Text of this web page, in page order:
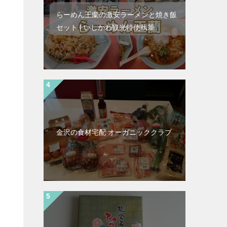
らーめん王蘭の激安ラーメンと焼き飯
セット | いしかわ観光特使執筆
金沢の食材宅配 オーガニッククラブ